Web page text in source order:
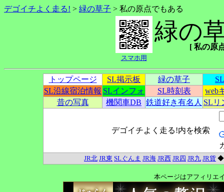
デゴイチよく走る! > 緑の草子 > 私の原点でもある
スマホ用
緑の
[ 私の原
トップページ SL掲示板 緑の草子
SL沿線宿泊情報 SLインフォ SL時刻表
web
昔の写真
機関車DB 鉄道好き有名人 SLリ
デゴイチよく走る!内を検索
JR北 JR東 SLぐんま JR海 JR西 JR四 JR九 JR貨
本ページはアフィリエ